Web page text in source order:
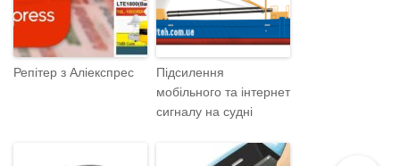
Репітер з Аліекспрес
Підсилення
мобільного та інтернет
сигналу на судні